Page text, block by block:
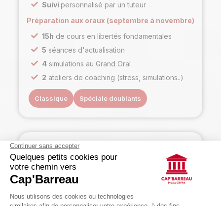
Suivi personnalisé par un tuteur
Préparation aux oraux (septembre à novembre)
15h de cours en libertés fondamentales
5 séances d'actualisation
4 simulations au Grand Oral
2 ateliers de coaching (stress, simulations..)
Classique Spéciale doublants
Formule estivales intensives
De juin à novembre 2026